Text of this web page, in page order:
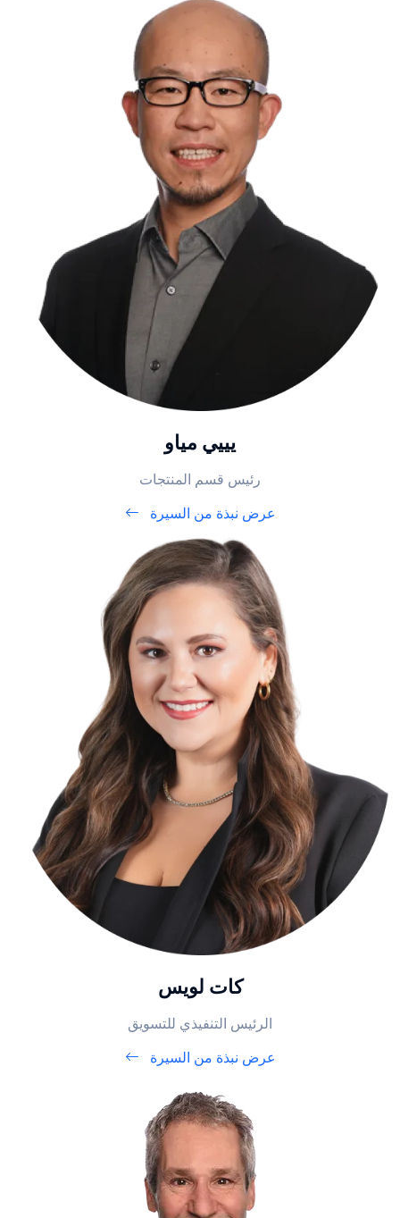
يييي مياو
رئيس قسم المنتجات
عرض نبذة من السيرة
كات لويس
الرئيس التنفيذي للتسويق
عرض نبذة من السيرة